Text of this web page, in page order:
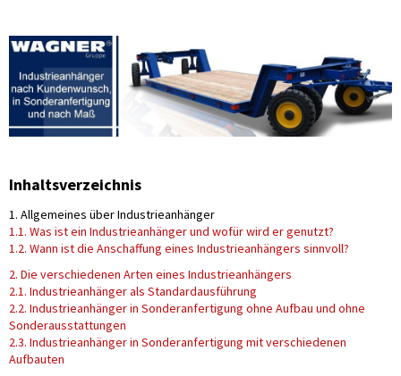
Inhaltsverzeichnis
1. Allgemeines über Industrieanhänger
1.1. Was ist ein Industrieanhänger und wofür wird er genutzt?
1.2. Wann ist die Anschaffung eines Industrieanhängers sinnvoll?
2. Die verschiedenen Arten eines Industrieanhängers
2.1. Industrieanhänger als Standardausführung
2.2. Industrieanhänger in Sonderanfertigung ohne Aufbau und ohne
Sonderausstattungen
2.3. Industrieanhänger in Sonderanfertigung mit verschiedenen
Aufbauten